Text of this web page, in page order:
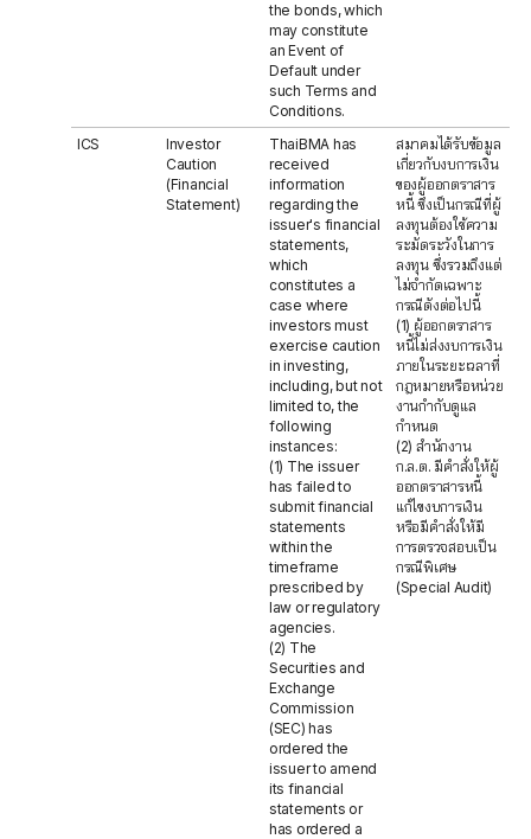
the bonds, which
may constitute
an Event of
Default under
such Terms and
Conditions.
ICS
Investor
Caution
(Financial
Statement)
ThaiBMA has
received
information
regarding the
issuer's financial
statements,
which
constitutes a
case where
investors must
exercise caution
in investing,
including, but not
limited to, the
following
instances:
(1) The issuer
has failed to
submit financial
statements
within the
timeframe
prescribed by
law or regulatory
agencies.
(2) The
Securities and
Exchange
Commission
(SEC) has
ordered the
issuer to amend
its financial
statements or
has ordered a
สมาคมได้รับข้อมูล
เกี่ยวกับงบการเงิน
ของผู้ออกตราสาร
หนี้ ซึ่งเป็นกรณีที่ผู้
ลงทุนต้องใช้ความ
ระมัดระวังในการ
ลงทุน ซึ่งรวมถึงแต่
ไม่จำกัดเฉพาะ
กรณีดังต่อไปนี้
(1) ผู้ออกตราสาร
หนี้ไม่ส่งงบการเงิน
ภายในระยะเวลาที่
กฎหมายหรือหน่วย
งานกำกับดูแล
กำหนด
(2) สำนักงาน
ก.ล.ต. มีคำสั่งให้ผู้
ออกตราสารหนี้
แก้ไขงบการเงิน
หรือมีคำสั่งให้มี
การตรวจสอบเป็น
กรณีพิเศษ
(Special Audit)